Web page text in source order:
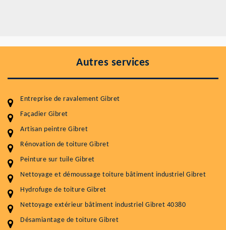
Autres services
Entreprise de ravalement Gibret
Façadier Gibret
Artisan peintre Gibret
Rénovation de toiture Gibret
Peinture sur tuile Gibret
Nettoyage et démoussage toiture bâtiment industriel Gibret
Hydrofuge de toiture Gibret
Nettoyage extérieur bâtiment industriel Gibret 40380
Désamiantage de toiture Gibret
Entretenir votre toiture, c'est préserver sa
durabilité
Plus de 15 ans d'expérience en couverture et facade
Service
Nettoyageb toiture
Démoussage toiture